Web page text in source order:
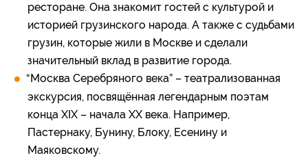
ресторане. Она знакомит гостей с культурой и
историей грузинского народа. А также с судьбами
грузин, которые жили в Москве и сделали
значительный вклад в развитие города.
“Москва Серебряного века” – театрализованная
экскурсия, посвящённая легендарным поэтам
конца XIX – начала XX века. Например,
Пастернаку, Бунину, Блоку, Есенину и
Маяковскому.